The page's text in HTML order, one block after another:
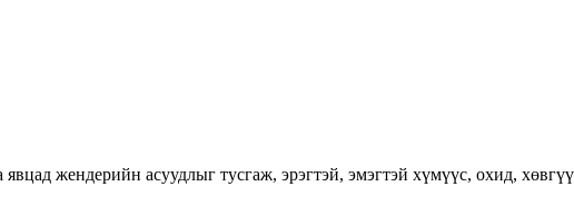
жендерийн асуудлыг тусгаж, эрэгтэй, эмэгтэй хүмүүс, охид,